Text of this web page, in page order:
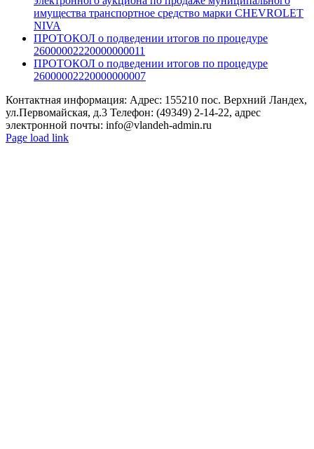
имущества транспортное средство марки CHEVROLET
NIVA
ПРОТОКОЛ о подведении итогов по процедуре
26000002220000000011
ПРОТОКОЛ о подведении итогов по процедуре
26000002220000000007
Контактная информация: Адрес: 155210 пос. Верхний Ландех,
ул.Первомайская, д.3 Телефон: (49349) 2-14-22, адрес
электронной почты: info@vlandeh-admin.ru
Page load link